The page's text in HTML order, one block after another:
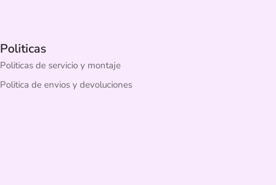
Politicas
Politicas de servicio y montaje
Politica de envios y devoluciones